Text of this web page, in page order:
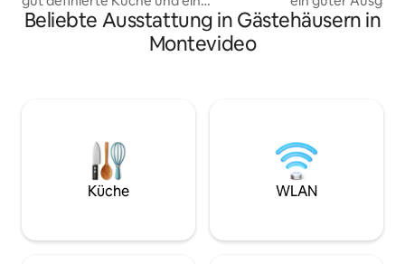
Badezimmer mit einem Dekor, das
Klassik und Moderne hinter einer Tür aus
dem Jahr 1918 vereint. Der Zugang
Hauses dient. Nachdem wir 7 Jahre lang
Reisende begrüßt hatten, eröffneten
wir diesen privaten Raum, der aus
unserer Zeit als Eltern hervorgegangen
willkommen!
Stadt zu
Fenstern nach
komplettes
angrenzenden
genutzt werden
Beliebte Ausstattung in Gästehäusern in
Montevideo
Küche WLAN